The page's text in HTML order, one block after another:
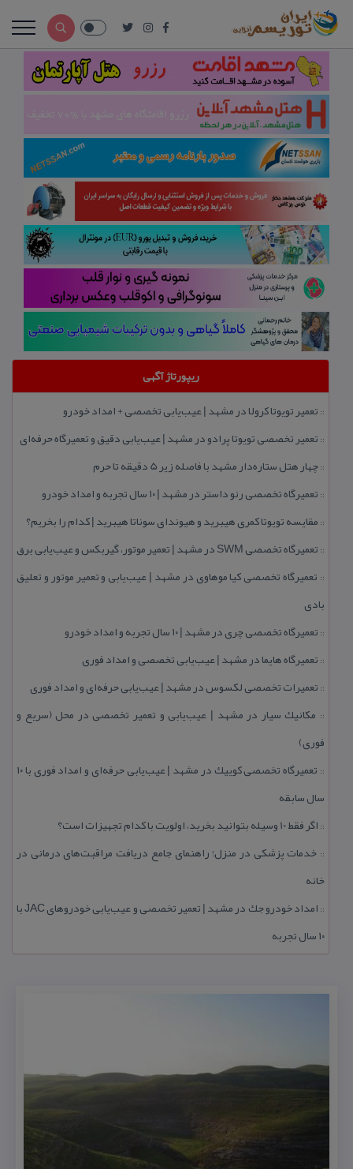
ریپورتاژ آگهی
:: تعمیر تویوتا كرولا در مشهد | عیب‌یابی تخصصی + امداد خودرو
:: تعمیر تخصصی تویوتا پرادو در مشهد | عیب‌یابی دقیق و تعمیرگاه حرفه‌ای
::چهار هتل‌ ستاره‌دار مشهد با فاصله زیر 5 دقیقه تا حرم
:: تعمیرگاه تخصصی رنو داستر در مشهد | ۱۰ سال تجربه و امداد خودرو
:: مقایسه تویوتا كمری هیبرید و هیوندای سوناتا هیبرید | كدام را بخریم؟
:: تعمیرگاه تخصصی SWM در مشهد | تعمیر موتور، گیربكس و عیب‌یابی برق
:: تعمیرگاه تخصصی كیا موهاوی در مشهد | عیب‌یابی و تعمیر موتور و تعلیق
بادی
:: تعمیرگاه تخصصی چری در مشهد | ۱۰ سال تجربه و امداد خودرو
:: تعمیرگاه هایما در مشهد | عیب‌یابی تخصصی و امداد فوری
:: تعمیرات تخصصی لكسوس در مشهد | عیب‌یابی حرفه‌ای و امداد فوری
:: مكانیك سیار در مشهد | عیب‌یابی و تعمیر تخصصی در محل (سریع و
فوری)
::
تعمیرگاه تخصصی كوییك در مشهد | عیب‌یابی حرفه‌ای و امداد فوری با ۱۰
سال سابقه
:: اگر فقط 10 وسیله بتوانید بخرید، اولویت با كدام تجهیزات است؟
:: خدمات پزشكی در منزل؛ راهنمای جامع دریافت مراقبت‌های درمانی در
خانه
::
امداد خودرو جك در مشهد | تعمیر تخصصی و عیب‌یابی خودروهای JAC با
۱۰ سال تجربه